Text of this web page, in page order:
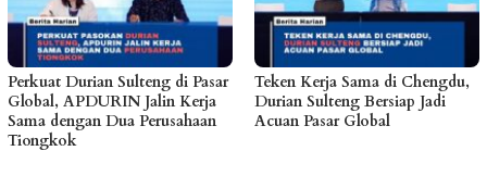
Perkuat Durian Sulteng di Pasar
Global, APDURIN Jalin Kerja
Sama dengan Dua Perusahaan
Tiongkok
Teken Kerja Sama di Chengdu,
Durian Sulteng Bersiap Jadi
Acuan Pasar Global